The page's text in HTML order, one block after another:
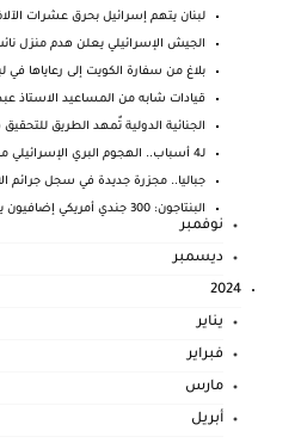
لبنان يتهم إسرائيل بحرق عشرات
الجيش الإسرائيلي يعلن هدم منزل
بلاغ من سفارة الكويت إلى رعاياها في
قيادات شابه من المساعيد الاستاذ
الجنائية الدولية تٌمهد الطريق
لـ4 أسباب.. الهجوم البري الإسرائيلي محكوم عليه بالفشل
جباليا.. مجزرة جديدة في سجل جرائم
البنتاجون: 300 جندي أمريكي إضافيون يتجهون إلى الشر...
نوفمبر
ديسمبر
2024
يناير
فبراير
مارس
أبريل